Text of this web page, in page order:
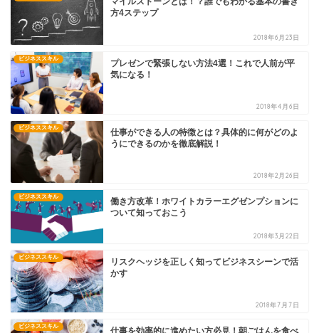
方4ステップ
2018年6月23日
ビジネススキル
プレゼンで緊張しない方法4選！これで人前が平
気になる！
2018年4月6日
ビジネススキル
仕事ができる人の特徴とは？具体的に何がどのよ
うにできるのかを徹底解説！
2018年2月26日
ビジネススキル
働き方改革！ホワイトカラーエグゼンプションに
ついて知っておこう
2018年3月22日
ビジネススキル
リスクヘッジを正しく知ってビジネスシーンで活
かす
2018年7月7日
ビジネススキル
仕事を効率的に進めたい方必見！朝ごはんを食べ